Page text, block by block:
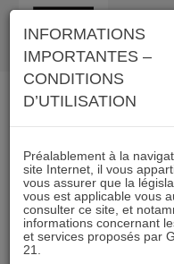
Skip
content
INFORMATIONS
IMPORTANTES –
CONDITIONS
D’UTILISATION
Préalablement à la
site Internet, il vous
vous assurer que la
vous est applicable vous
consulter ce site, et
informations concernant
et services proposés par
21.